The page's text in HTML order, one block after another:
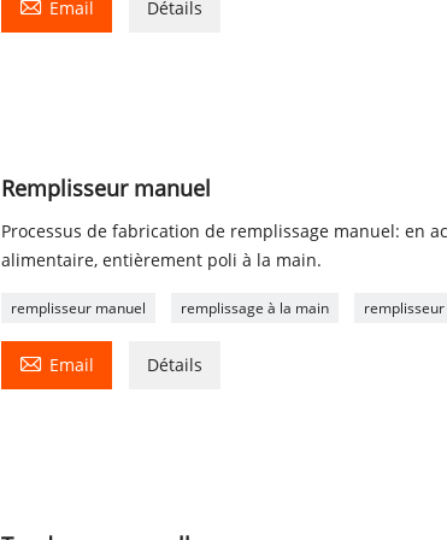
Email Détails
Remplisseur manuel
Processus de fabrication de remplissage manuel: en
alimentaire, entièrement poli à la main.
remplisseur manuel remplissage à la main
 Email Détails